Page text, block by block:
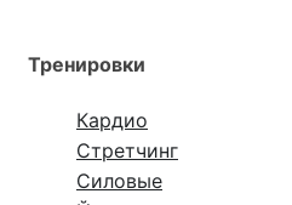
Тренировки
Кардио
Стретчинг
Силовые